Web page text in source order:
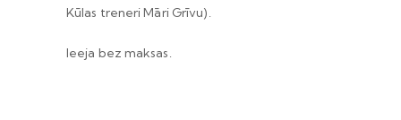
Kūlas treneri Māri Grīvu).
Ieeja bez maksas.